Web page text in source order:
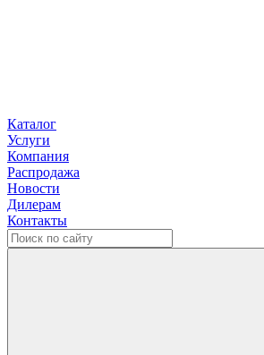
Каталог
Услуги
Компания
Распродажа
Новости
Дилерам
Контакты